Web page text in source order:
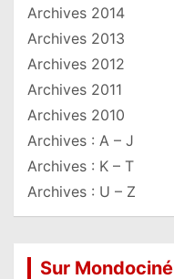
Archives 2014
Archives 2013
Archives 2012
Archives 2011
Archives 2010
Archives : A – J
Archives : K – T
Archives : U – Z
Sur Mondociné